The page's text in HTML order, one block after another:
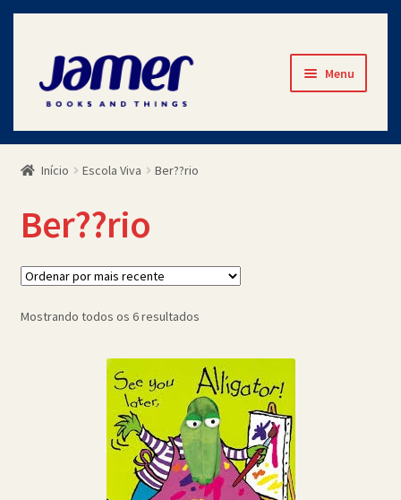
Pular
para
navegação
Pular
para
conteúdo
Menu
Início
Avaliações
Cart
Checkout
Contato
Minha Conta
Política de Cookies (BR)
Início Escola Viva Ber??rio
Ber??rio
Mostrando todos os 6 resultadosClassificado
mais
recente